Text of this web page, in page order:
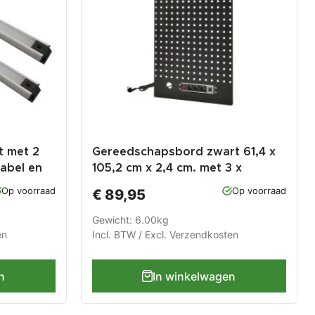
met 2
en
Op voorraad
Gereedschapsbord zwart 61,4 x
105,2 cm x 2,4 cm. met 3 x
stopcontact en 2 x USB poort
voor Heavy Duty werkbankserie
€ 89,95 Op voorraad
Gewicht: 6.00kg
Incl. BTW / Excl. Verzendkosten
In winkelwagen